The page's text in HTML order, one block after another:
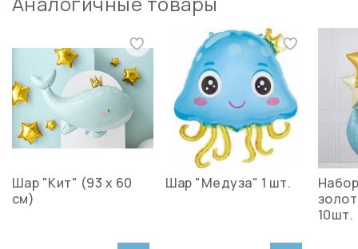
Шар "Кит" (93 х 60
см)
Шар "Медуза" 1 шт.
10шт.